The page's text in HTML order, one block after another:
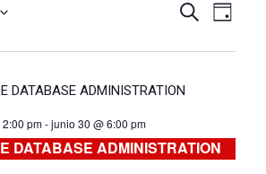
de
y
BUSCAR
de
DÍA
pm-junio 30 @ 6:00 pm
DATABASE ADMINISTRATION